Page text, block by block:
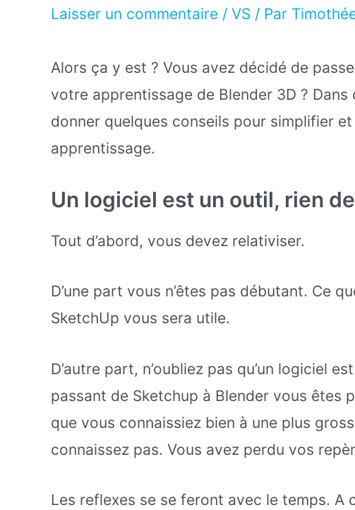
Laisser un commentaire / VS / Par
Alors ça y est ? Vous avez décidé de
votre apprentissage de Blender 3D ?
donner quelques conseils pour simplifier
apprentissage.
Un logiciel est un outil, rien
Tout d’abord, vous devez relativiser.
D’une part vous n’êtes pas débutant. Ce
SketchUp vous sera utile.
D’autre part, n’oubliez pas qu’un logiciel
passant de Sketchup à Blender vous êtes
que vous connaissiez bien à une plus
connaissez pas. Vous avez perdu vos
Les reflexes se se feront avec le temps.